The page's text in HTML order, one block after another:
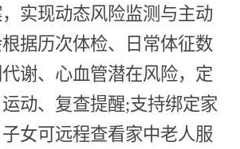
实现动态风险监测与主动
据历次体检、日常体征数
谢、心血管潜在风险，定
动、复查提醒;支持绑定家
女可远程查看家中老人服